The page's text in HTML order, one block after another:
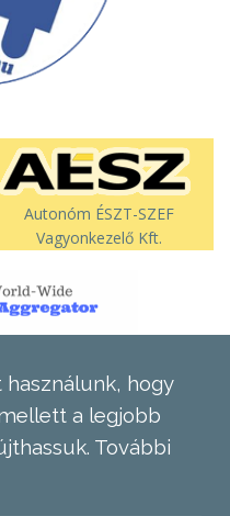
Autonóm ÉSZT-SZEF
Vagyonkezelő Kft.
hogy
a legjobb
További